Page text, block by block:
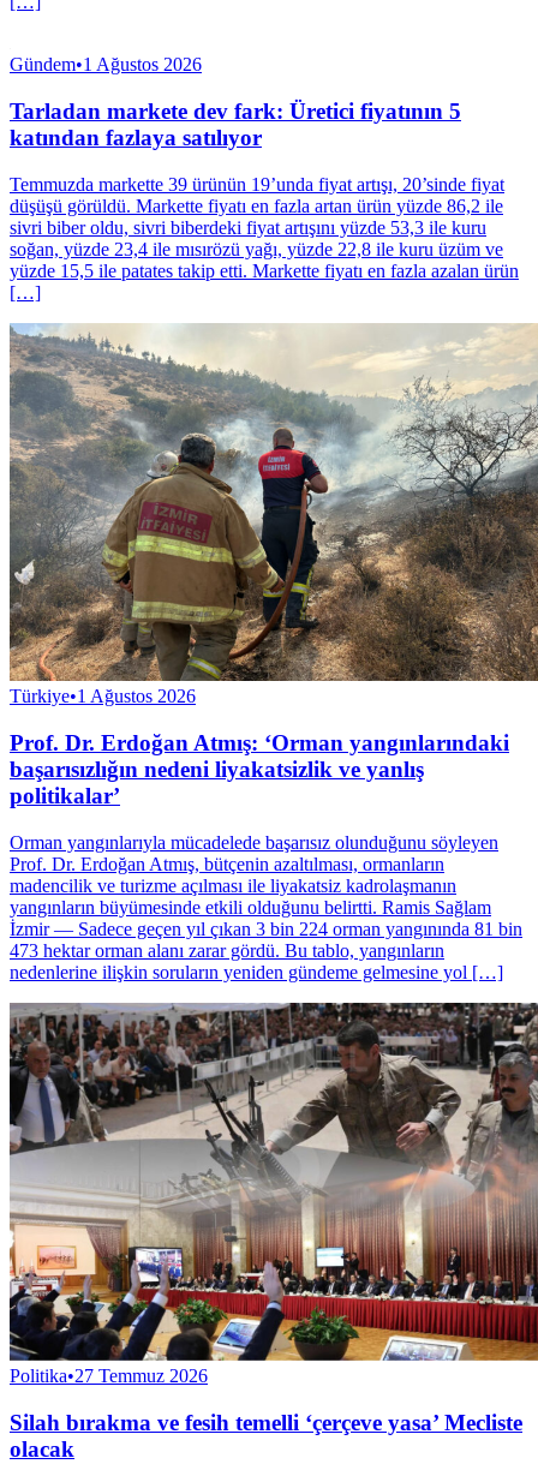
Gündem•1 Ağustos 2026
Tarladan markete dev fark: Üretici fiyatının 5
katından fazlaya satılıyor
Temmuzda markette 39 ürünün 19’unda fiyat artışı, 20’sinde fiyat
düşüşü görüldü. Markette fiyatı en fazla artan ürün yüzde 86,2 ile
sivri biber oldu, sivri biberdeki fiyat artışını yüzde 53,3 ile kuru
soğan, yüzde 23,4 ile mısırözü yağı, yüzde 22,8 ile kuru üzüm ve
yüzde 15,5 ile patates takip etti. Markette fiyatı en fazla azalan ürün
[…]
Türkiye•1 Ağustos 2026
Prof. Dr. Erdoğan Atmış: ‘Orman yangınlarındaki
başarısızlığın nedeni liyakatsizlik ve yanlış
politikalar’
Orman yangınlarıyla mücadelede başarısız olunduğunu söyleyen
Prof. Dr. Erdoğan Atmış, bütçenin azaltılması, ormanların
madencilik ve turizme açılması ile liyakatsiz kadrolaşmanın
yangınların büyümesinde etkili olduğunu belirtti. Ramis Sağlam
İzmir — Sadece geçen yıl çıkan 3 bin 224 orman yangınında 81 bin
473 hektar orman alanı zarar gördü. Bu tablo, yangınların
nedenlerine ilişkin soruların yeniden gündeme gelmesine yol […]
Politika•27 Temmuz 2026
Silah bırakma ve fesih temelli ‘çerçeve yasa’ Mecliste
olacak